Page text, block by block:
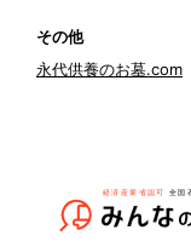
その他
永代供養のお墓.com